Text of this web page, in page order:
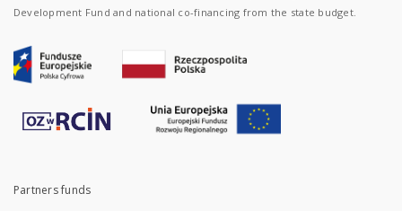
Development Fund and national co-financing from the state budget.
Partners funds